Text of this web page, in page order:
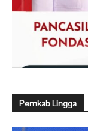
Pemkab Lingga